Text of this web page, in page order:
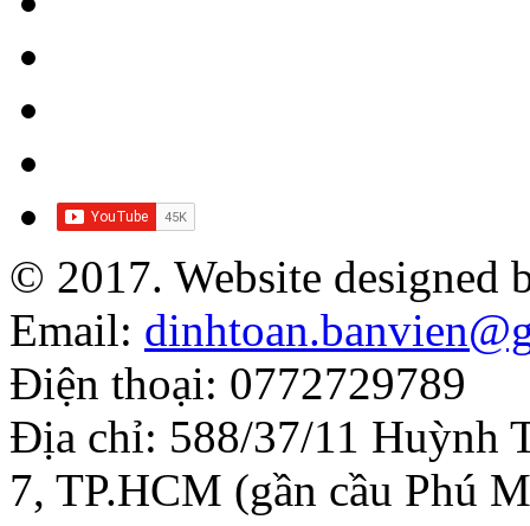
© 2017. Website designed
Email:
Điện thoại: 0772729789
Địa chỉ: 588/37/11 Huỳnh
7, TP.HCM (gần cầu Phú